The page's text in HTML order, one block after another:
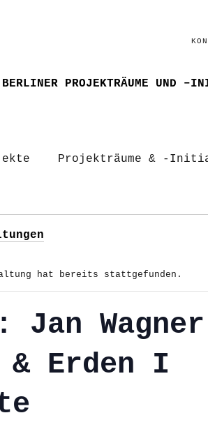
BERLINER PROJEKTRÄUME UND
Projekträume & -
hat bereits stattgefunden.
Jan Wagner
& Erden I